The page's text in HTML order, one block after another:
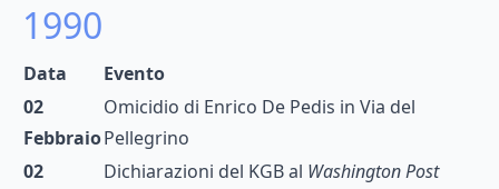
1990
Data
Evento
02
Febbraio
Omicidio di Enrico De Pedis in Via del
Pellegrino
02
Dichiarazioni del KGB al Washington Post